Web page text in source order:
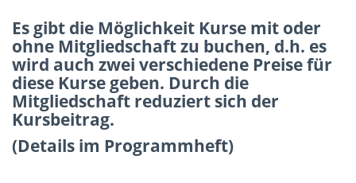
Es gibt die Möglichkeit Kurse mit oder
ohne Mitgliedschaft zu buchen, d.h. es
wird auch zwei verschiedene Preise für
diese Kurse geben. Durch die
Mitgliedschaft reduziert sich der
Kursbeitrag.
(Details im Programmheft)